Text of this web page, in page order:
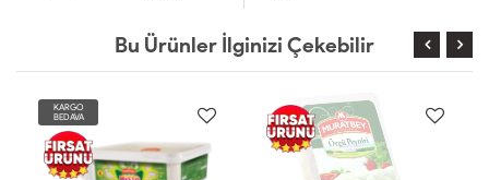
Bu Ürünler İlginizi Çekebilir
KARGO
BEDAVA